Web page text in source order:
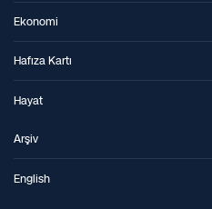
Ekonomi
Hafıza Kartı
Hayat
Arşiv
English